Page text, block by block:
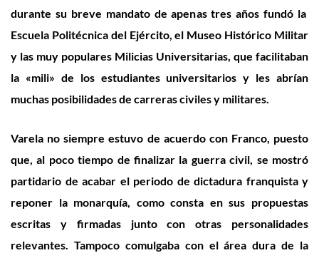
durante su breve mandato de apenas tres años fundó la
Escuela Politécnica del Ejército, el Museo Histórico Militar
y las muy populares Milicias Universitarias, que facilitaban
la «mili» de los estudiantes universitarios y les abrían
muchas posibilidades de carreras civiles y militares.
Varela no siempre estuvo de acuerdo con Franco, puesto
que, al poco tiempo de finalizar la guerra civil, se mostró
partidario de acabar el periodo de dictadura franquista y
reponer la monarquía, como consta en sus propuestas
escritas y firmadas junto con otras personalidades
relevantes. Tampoco comulgaba con el área dura de la